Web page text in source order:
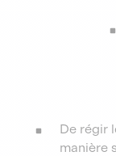
De régir
manière